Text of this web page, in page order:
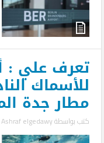
تعرف علي :
للأسماك
مطار جدة
كتب بواسطةAshraf elgedawy